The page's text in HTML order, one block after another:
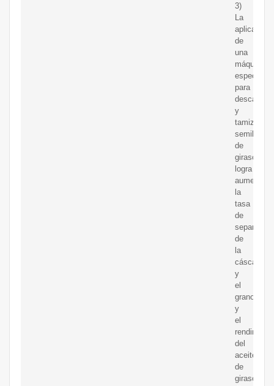
3)
La
aplicación
de
una
máquina
especial
para
y
tamizar
semillas
de
girasol
logra
aumentar
la
tasa
de
separación
de
la
cáscara
y
el
grano
y
el
del
aceite
de
girasol.